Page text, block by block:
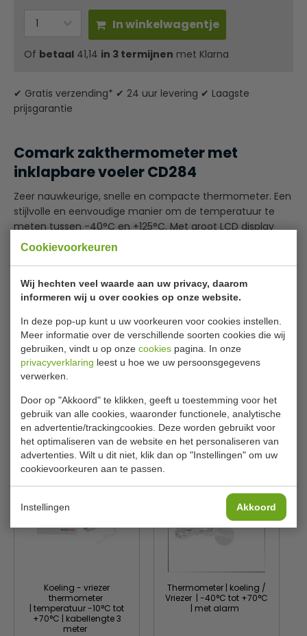
Cookievoorkeuren
Wij hechten veel waarde aan uw privacy, daarom
informeren wij u over cookies op onze website.
In deze pop-up kunt u uw voorkeuren voor cookies instellen.
Meer informatie over de verschillende soorten cookies die wij
gebruiken, vindt u op onze cookies pagina. In onze
privacyverklaring leest u hoe we uw persoonsgegevens
verwerken.
Door op "Akkoord" te klikken, geeft u toestemming voor het
gebruik van alle cookies, waaronder functionele, analytische
en advertentie/trackingcookies. Deze worden gebruikt voor
het optimaliseren van de website en het personaliseren van
advertenties. Wilt u dit niet, klik dan op "Instellingen" om uw
cookievoorkeuren aan te passen.
Instellingen Akkoord
In winkelwagentje
Of betaal 41,14 in 3 termijnen met Klarna
✔ Gratis verzending* ✔ 24 uur levering ✔ Laagste
prijsgarantie
Comark zakthermometer met
inklapbare voeler CD284
Zeer nauwkeurige, snelle en compacte thermometer. Een
stijlvolle en eenvoudige manier om de temperatuur te
meten tussen -40°C en +125°C. Met groot LCD display
voor eenvoudig gebruik.
Merk Comark
Afmeting 5.2(b) x 14(l) cm
Groot LCD scherm
Eenvoudig af te lezen
Specificaties
Model
CD284
Is dit iets voor jou?
Koeling - vriezer
thermometer
| temperatuur -10°C tot
+70°C | kabellengte 3
meter
Thermometer | koeling /
Vriezer | -40°C tot +70°C
| met alarm